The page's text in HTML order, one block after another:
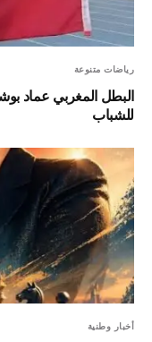
رياضات متنوعة
للشباب
أخبار وطنية